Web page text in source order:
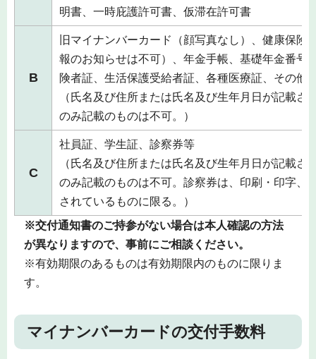
明書、一時庇護許可書、仮滞在許可書
B
旧マイナンバーカード（顔写真なし）、健康保
報のお知らせは不可）、年金手帳、基礎年金番号
険者証、生活保護受給者証、各種医療証、その他
（氏名及び住所または氏名及び生年月日が記載さ
のみ記載のものは不可。）
C
社員証、学生証、診察券等
（氏名及び住所または氏名及び生年月日が記載さ
のみ記載のものは不可。診察券は、印刷・印字、
されているものに限る。）
※交付通知書のご持参がない場合は本人確認の方法
が異なりますので、事前にご相談ください。
※有効期限のあるものは有効期限内のものに限りま
す。
マイナンバーカードの交付手数料